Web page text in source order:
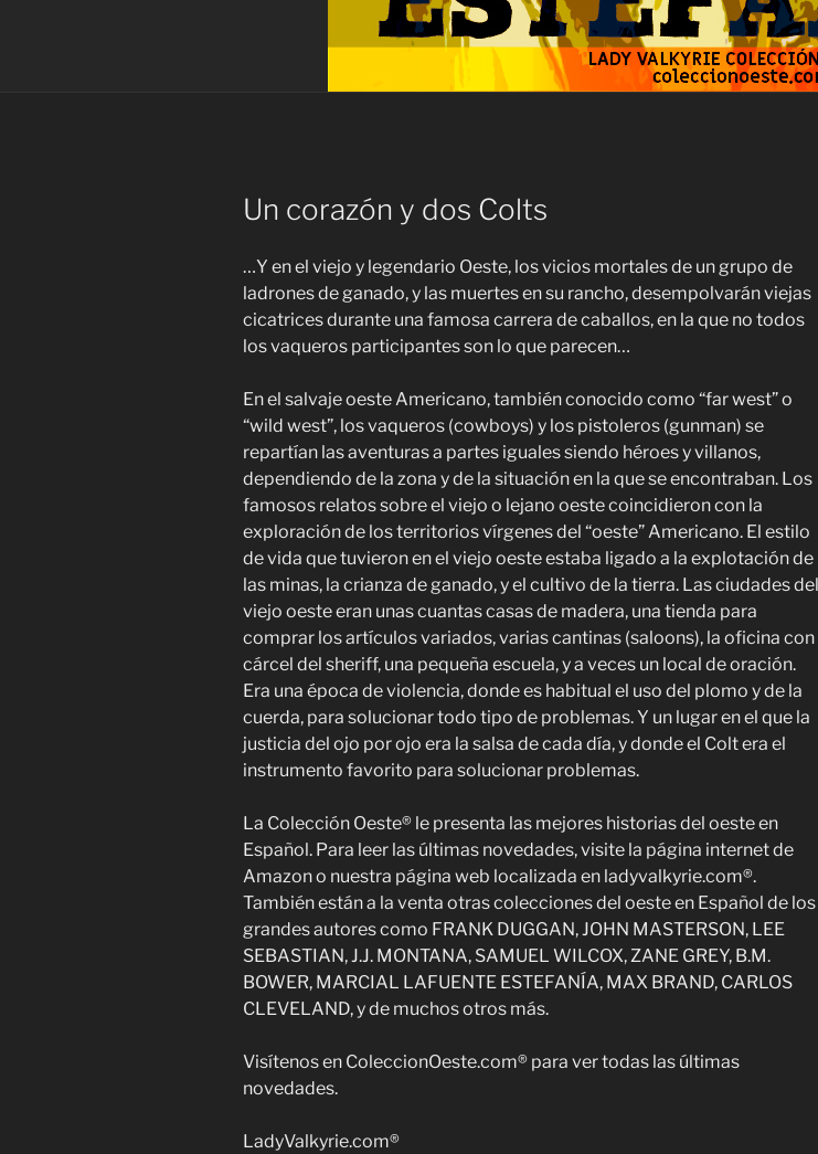
Un corazón y dos Colts
…Y en el viejo y legendario Oeste, los vicios mortales de un grupo de
ladrones de ganado, y las muertes en su rancho, desempolvarán viejas
cicatrices durante una famosa carrera de caballos, en la que no todos
los vaqueros participantes son lo que parecen…
En el salvaje oeste Americano, también conocido como “far west” o
“wild west”, los vaqueros (cowboys) y los pistoleros (gunman) se
repartían las aventuras a partes iguales siendo héroes y villanos,
dependiendo de la zona y de la situación en la que se encontraban. Los
famosos relatos sobre el viejo o lejano oeste coincidieron con la
exploración de los territorios vírgenes del “oeste” Americano. El estilo
de vida que tuvieron en el viejo oeste estaba ligado a la explotación de
las minas, la crianza de ganado, y el cultivo de la tierra. Las ciudades del
viejo oeste eran unas cuantas casas de madera, una tienda para
comprar los artículos variados, varias cantinas (saloons), la oficina con
cárcel del sheriff, una pequeña escuela, y a veces un local de oración.
Era una época de violencia, donde es habitual el uso del plomo y de la
cuerda, para solucionar todo tipo de problemas. Y un lugar en el que la
justicia del ojo por ojo era la salsa de cada día, y donde el Colt era el
instrumento favorito para solucionar problemas.
La Colección Oeste® le presenta las mejores historias del oeste en
Español. Para leer las últimas novedades, visite la página internet de
Amazon o nuestra página web localizada en ladyvalkyrie.com®.
También están a la venta otras colecciones del oeste en Español de los
grandes autores como FRANK DUGGAN, JOHN MASTERSON, LEE
SEBASTIAN, J.J. MONTANA, SAMUEL WILCOX, ZANE GREY, B.M.
BOWER, MARCIAL LAFUENTE ESTEFANÍA, MAX BRAND, CARLOS
CLEVELAND, y de muchos otros más.
Visítenos en ColeccionOeste.com® para ver todas las últimas
novedades.
LadyValkyrie.com®